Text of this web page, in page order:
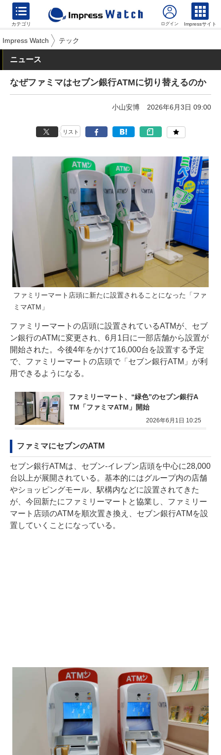
カテゴリ Impressサイト
Impress Watch テック
ニュース
なぜファミマはセブン銀行ATMに切り替えるのか
小山安博 2026年6月3日 09:00
リスト
ファミリーマート店頭に新たに設置されることになった「ファ
ミマATM」
ファミリーマートの店頭に設置されているATMが、セブ
ン銀行のATMに変更され、6月1日に一部店舗から設置が
開始された。今後4年をかけて16,000台を設置する予定
で、ファミリーマートの店頭で「セブン銀行ATM」が利
用できるようになる。
ファミリーマート、“緑色”のセブン銀行A
TM「ファミマATM」開始
2026年6月1日 10:25
ファミマにセブンのATM
セブン銀行ATMは、セブン-イレブン店頭を中心に28,000
台以上が展開されている。基本的にはグループ内の店舗
やショッピングモール、駅構内などに設置されてきた
が、今回新たにファミリーマートと協業し、ファミリー
マート店頭のATMを順次置き換え、セブン銀行ATMを設
置していくことになっている。